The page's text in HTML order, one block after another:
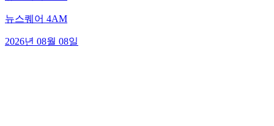
뉴스퀘어 4AM
2026년 08월 08일